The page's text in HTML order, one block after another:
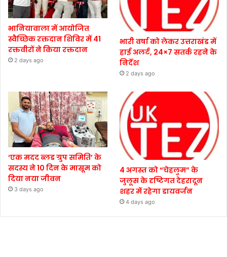
भानियावाला में आयोजित
स्वैच्छिक रक्तदान शिविर में 41
रक्तवीरों ने किया रक्तदान
2 days ago
भारी वर्षा को लेकर उत्तराखंड में
हाई अलर्ट, 24×7 सतर्क रहने के
निर्देश
2 days ago
‘एक मदद ब्लड ग्रुप समिति’ के
सदस्य ने 10 दिन के मासूम को
दिया नया जीवन
3 days ago
4 अगस्त को “चेहलुम” के
जुलूस के दृष्टिगत देहरादून
शहर में रहेगा डायवर्जन
4 days ago